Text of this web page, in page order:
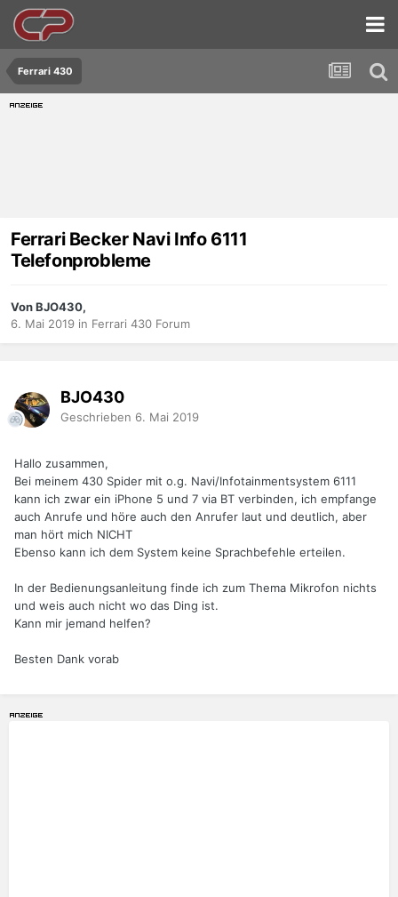
Ferrari 430
Ferrari Becker Navi Info 6111
Telefonprobleme
Von BJO430,
6. Mai 2019 in Ferrari 430 Forum
BJO430
Geschrieben 6. Mai 2019
Hallo zusammen,
Bei meinem 430 Spider mit o.g. Navi/Infotainmentsystem 6111
kann ich zwar ein iPhone 5 und 7 via BT verbinden, ich empfange
auch Anrufe und höre auch den Anrufer laut und deutlich, aber
man hört mich NICHT
Ebenso kann ich dem System keine Sprachbefehle erteilen.
In der Bedienungsanleitung finde ich zum Thema Mikrofon nichts
und weis auch nicht wo das Ding ist.
Kann mir jemand helfen?
Besten Dank vorab